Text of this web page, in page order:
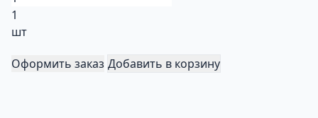
1
шт
Оформить заказ Добавить в корзину